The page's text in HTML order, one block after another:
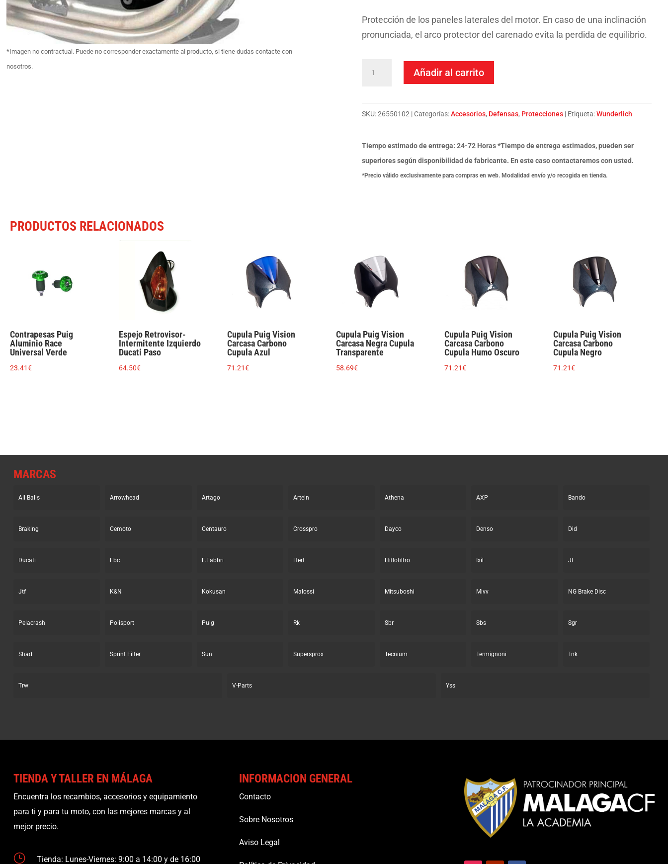
*Imagen no contractual. Puede no corresponder exactamente al producto, si tiene dudas contacte con
nosotros.
Protección de los paneles laterales del motor. En caso de una inclinación
pronunciada, el arco protector del carenado evita la perdida de equilibrio.
Wunderlich
Añadir al carrito
SKU:26550102 Categorías:Accesorios, Defensas, Protecciones Etiqueta:Wunderlich
Tiempo estimado de entrega: 24-72 Horas *Tiempo de entrega estimados, pueden ser
superiores según disponibilidad de fabricante. En este caso contactaremos con usted.
*Precio válido exclusivamente para compras en web. Modalidad envío y/o recogida en tienda.
PRODUCTOS RELACIONADOS
Contrapesas Puig
Aluminio Race
Universal Verde
23.41€
Espejo Retrovisor-
Intermitente Izquierdo
Ducati Paso
64.50€
Cupula Puig Vision
Carcasa Carbono
Cupula Azul
71.21€
Cupula Puig Vision
Carcasa Negra Cupula
Transparente
58.69€
Cupula Puig Vision
Carcasa Carbono
Cupula Humo Oscuro
71.21€
Cupula Puig Vision
Carcasa Carbono
Cupula Negro
71.21€
MARCAS
All Balls Arrowhead Artago Artein Athena AXP Bando
Braking Cemoto Centauro Crosspro Dayco Denso Did
Ducati Ebc F.Fabbri Hert Hiflofiltro Ixil Jt
Jtf K&N Kokusan Malossi Mitsuboshi Mivv NG Brake Disc
Pelacrash Polisport Puig Rk Sbr Sbs Sgr
Shad Sprint Filter Sun Supersprox Tecnium Termignoni Tnk
Trw V-Parts Yss
TIENDA Y TALLER EN MÁLAGA
Encuentra los recambios, accesorios y equipamiento
para ti y para tu moto, con las mejores marcas y al
mejor precio.
} Tienda: Lunes-Viernes: 9:00 a 14:00 y de 16:00
INFORMACION GENERAL
Contacto
Sobre Nosotros
Aviso Legal